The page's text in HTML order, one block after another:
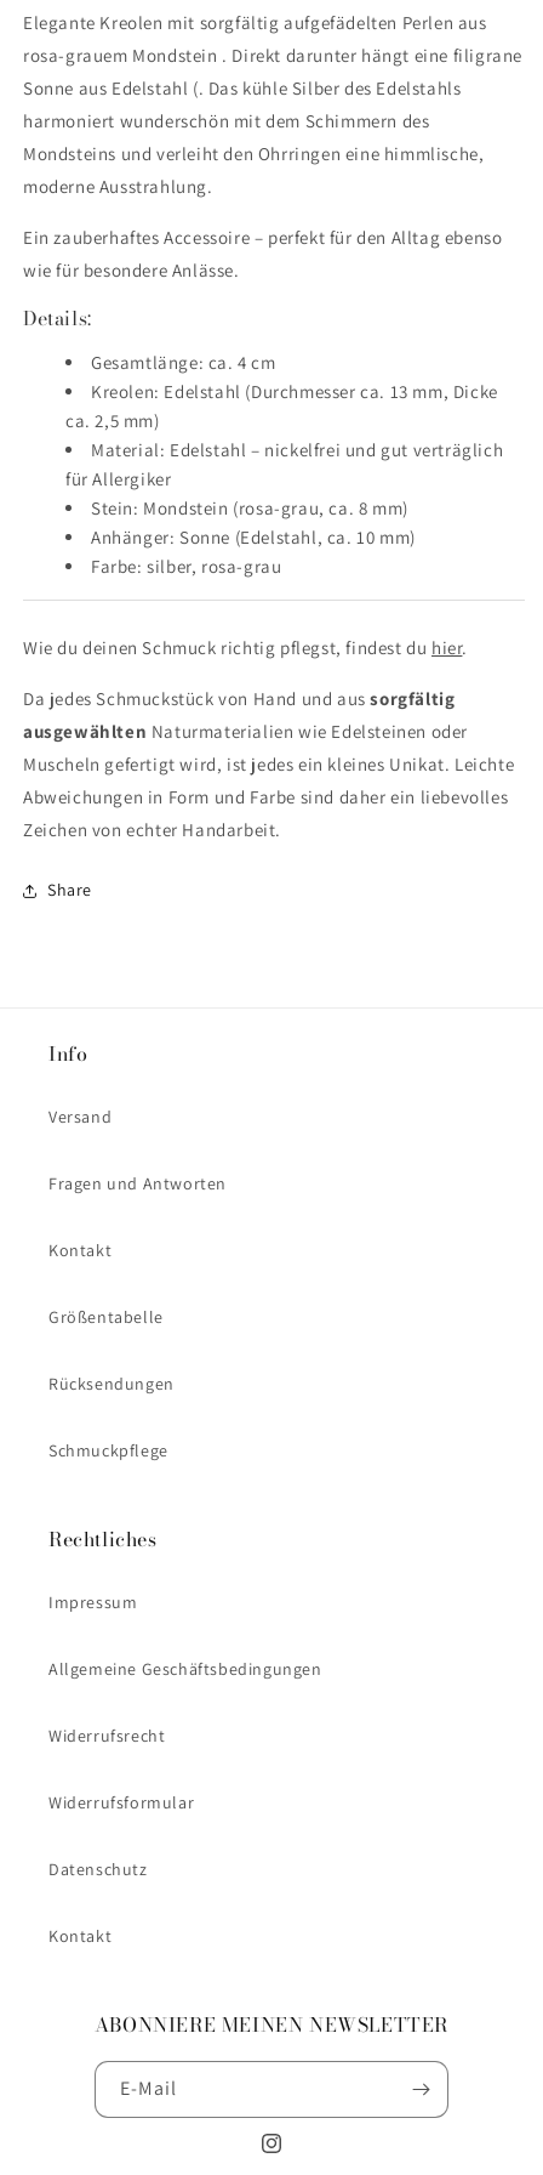
Elegante Kreolen mit sorgfältig aufgefädelten Perlen aus
rosa-grauem Mondstein . Direkt darunter hängt eine filigrane
Sonne aus Edelstahl (. Das kühle Silber des Edelstahls
harmoniert wunderschön mit dem Schimmern des
Mondsteins und verleiht den Ohrringen eine himmlische,
moderne Ausstrahlung.
Ein zauberhaftes Accessoire – perfekt für den Alltag ebenso
wie für besondere Anlässe.
Details:
Gesamtlänge: ca. 4 cm
Kreolen: Edelstahl (Durchmesser ca. 13 mm, Dicke
ca. 2,5 mm)
Material: Edelstahl – nickelfrei und gut verträglich
für Allergiker
Stein: Mondstein (rosa-grau, ca. 8 mm)
Anhänger: Sonne (Edelstahl, ca. 10 mm)
Farbe: silber, rosa-grau
Wie du deinen Schmuck richtig pflegst, findest du hier.
Da jedes Schmuckstück von Hand und aussorgfältig
ausgewählten Naturmaterialien wie Edelsteinen oder
Muscheln gefertigt wird, ist jedes ein kleines Unikat. Leichte
Abweichungen in Form und Farbe sind daher ein liebevolles
Zeichen von echter Handarbeit.
Share
Info
Versand
Fragen und Antworten
Kontakt
Größentabelle
Rücksendungen
Schmuckpflege
Rechtliches
Impressum
Allgemeine Geschäftsbedingungen
Widerrufsrecht
Widerrufsformular
Datenschutz
Kontakt
ABONNIERE MEINEN NEWSLETTER
E-Mail
Instagram